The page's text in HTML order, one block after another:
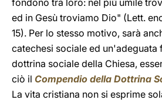
fondono tra loro: nel più umile
ed in Gesù troviamo Dio" (Lett.
15). Per lo stesso motivo, sarà
catechesi sociale ed un'adeguata
dottrina sociale della Chiesa,
ciò il Compendio della Dottrina
La vita cristiana non si esprime